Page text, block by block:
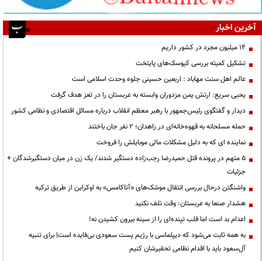
آخرین اخبار
۱۴ میلیون مجرد در کشور داریم
تشکیل کمیته بررسی کیوسک‌های پایتخت
عالم اهل سنت مهاباد : اربعین حسینی جلوه وحدت اسلامی است
یحیی سریع: ارتش یمن مزدوران وابسته به عربستان را در تعز هدف گرفت
دیدار و گفتگوی رئیس‌جمهور با رهبر معظم انقلاب درباره مسائل اقتصادی و نظامی کشور
حمله مسلحانه به قهوه‌خانه‌ای در زاهدان؛ ۲ نفر جان باختند
نماینده ای که به دلیل مشکلات مالی موبایلش را فروخت
۵ متهم در پرونده قتل حمیدرضا رجب‌زاده دستگیر شدند/ یک زن در میان دستگیرشدگان +
جزئیات
واشنگتن درحال بررسی انتقال موشک‌های «آتاکامس» به اوکراین از طریق ترکیه
هشدار صنعا به عربستان: وقت تلف نکنید
اعدام بد است اما قلب تپنده‌ای را از سینه بیرون کشیدن نه!
به همه ثابت می‌شود که دیپلماسی با رژیم پست سعودی بی‌فایده است| برای تنبیه
آل‌سعود باید با اقدام نظامی تحقیرشان کنیم